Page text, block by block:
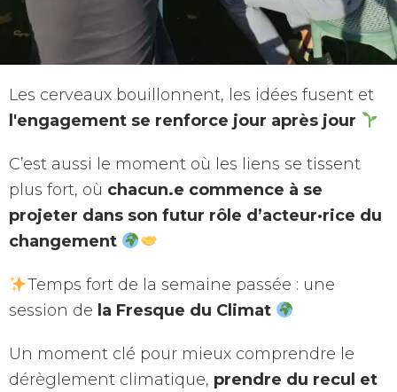
Les cerveaux bouillonnent, les idées fusent et
l'engagement se renforce jour après jour
C’est aussi le moment où les liens se tissent
plus fort, où chacun.e commence à se
projeter dans son futur rôle d’acteur·rice du
changement
Temps fort de la semaine passée : une
session de la Fresque du Climat
Un moment clé pour mieux comprendre le
dérèglement climatique, prendre du recul et